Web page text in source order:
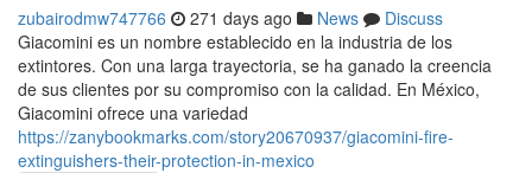
zubairodmw747766 271 days ago News
Discuss
Giacomini es un nombre establecido en la industria de los
extintores. Con una larga trayectoria, se ha ganado la creencia
de sus clientes por su compromiso con la calidad. En México,
Giacomini ofrece una variedad
https://zanybookmarks.com/story20670937/giacomini-fire-
extinguishers-their-protection-in-mexico